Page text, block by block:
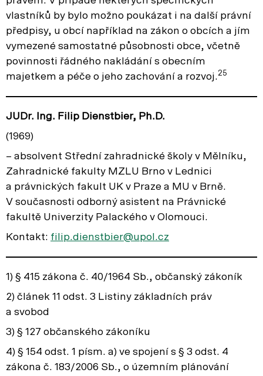
vlastníků by bylo možno poukázat i na další právní
předpisy, u obcí například na zákon o obcích a jím
vymezené samostatné působnosti obce, včetně
povinnosti řádného nakládání s obecním
majetkem a péče o jeho zachování a rozvoj.25
JUDr. Ing. Filip Dienstbier, Ph.D.
(1969)
– absolvent Střední zahradnické školy v Mělníku,
Zahradnické fakulty MZLU Brno v Lednici
a právnických fakult UK v Praze a MU v Brně.
V současnosti odborný asistent na Právnické
fakultě Univerzity Palackého v Olomouci.
Kontakt: filip.dienstbier@upol.cz
1) § 415 zákona č. 40/1964 Sb., občanský zákoník
2) článek 11 odst. 3 Listiny základních práv
a svobod
3) § 127 občanského zákoníku
4) § 154 odst. 1 písm. a) ve spojení s § 3 odst. 4
zákona č. 183/2006 Sb., o územním plánování